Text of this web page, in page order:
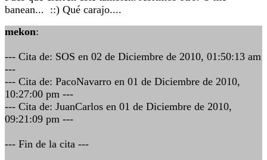
banean... ::) Qué carajo....
mekon:
--- Cita de: SOS en 02 de Diciembre de 2010, 01:50:13 am
---
--- Cita de: PacoNavarro en 01 de Diciembre de 2010,
10:27:00 pm ---
--- Cita de: JuanCarlos en 01 de Diciembre de 2010,
09:21:09 pm ---
--- Fin de la cita ---